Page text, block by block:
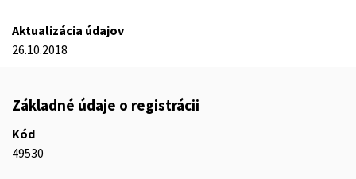
Aktualizácia údajov
26.10.2018
Základné údaje o registrácii
Kód
49530